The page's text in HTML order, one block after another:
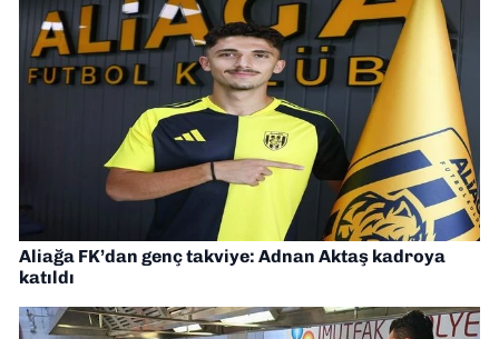
Aliağa FK’dan genç takviye: Adnan Aktaş kadroya
katıldı